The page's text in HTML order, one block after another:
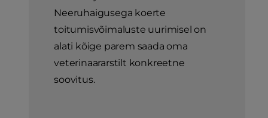
Neeruhaigusega koerte
toitumisvõimaluste uurimisel on
alati kõige parem saada oma
veterinaararstilt konkreetne
soovitus.